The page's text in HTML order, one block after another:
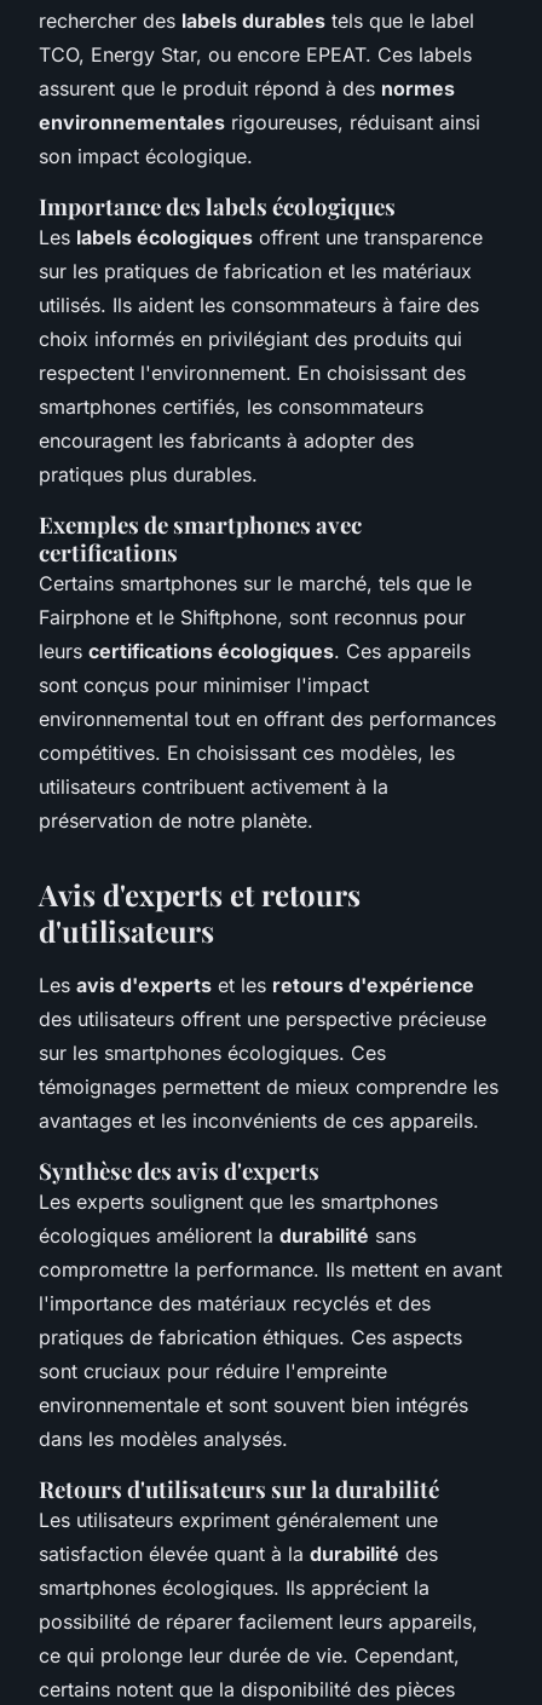
rechercher des labels durables tels que le label
TCO, Energy Star, ou encore EPEAT. Ces labels
assurent que le produit répond à des normes
environnementales rigoureuses, réduisant ainsi
son impact écologique.
Importance des labels écologiques
Les labels écologiques offrent une transparence
sur les pratiques de fabrication et les matériaux
utilisés. Ils aident les consommateurs à faire des
choix informés en privilégiant des produits qui
respectent l'environnement. En choisissant des
smartphones certifiés, les consommateurs
encouragent les fabricants à adopter des
pratiques plus durables.
Exemples de smartphones avec
certifications
Certains smartphones sur le marché, tels que le
Fairphone et le Shiftphone, sont reconnus pour
leurs certifications écologiques. Ces appareils
sont conçus pour minimiser l'impact
environnemental tout en offrant des performances
compétitives. En choisissant ces modèles, les
utilisateurs contribuent activement à la
préservation de notre planète.
Avis d'experts et retours
d'utilisateurs
Les avis d'experts et les retours d'expérience
des utilisateurs offrent une perspective précieuse
sur les smartphones écologiques. Ces
témoignages permettent de mieux comprendre les
avantages et les inconvénients de ces appareils.
Synthèse des avis d'experts
Les experts soulignent que les smartphones
écologiques améliorent la durabilité sans
compromettre la performance. Ils mettent en avant
l'importance des matériaux recyclés et des
pratiques de fabrication éthiques. Ces aspects
sont cruciaux pour réduire l'empreinte
environnementale et sont souvent bien intégrés
dans les modèles analysés.
Retours d'utilisateurs sur la durabilité
Les utilisateurs expriment généralement une
satisfaction élevée quant à la durabilité des
smartphones écologiques. Ils apprécient la
possibilité de réparer facilement leurs appareils,
ce qui prolonge leur durée de vie. Cependant,
certains notent que la disponibilité des pièces